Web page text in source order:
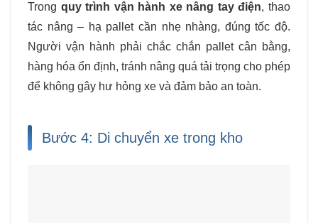
Trong quy trình vận hành xe nâng tay điện, thao
tác nâng – hạ pallet cần nhẹ nhàng, đúng tốc độ.
Người vận hành phải chắc chắn pallet cân bằng,
hàng hóa ổn định, tránh nâng quá tải trọng cho phép
để không gây hư hỏng xe và đảm bảo an toàn.
Bước 4: Di chuyển xe trong kho